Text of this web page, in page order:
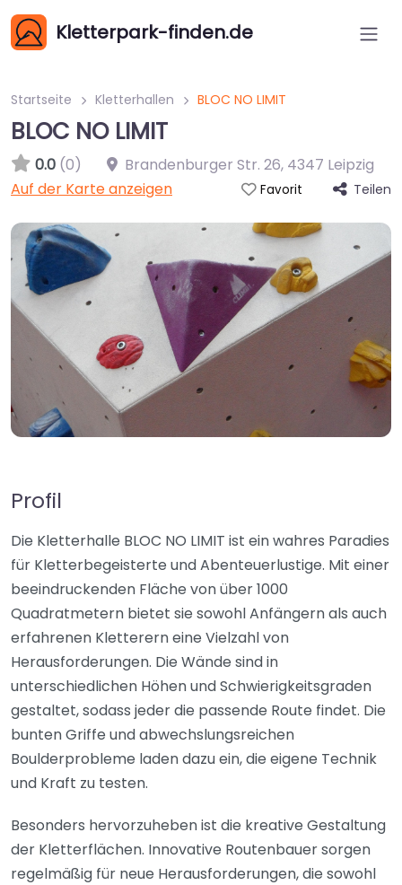
Kletterpark-finden.de
Startseite Kletterhallen BLOC NO LIMIT
BLOC NO LIMIT
0.0 (0) Brandenburger Str. 26, 4347 Leipzig
Auf der Karte anzeigen
Favorit Teilen
Profil
Die Kletterhalle BLOC NO LIMIT ist ein wahres Paradies
für Kletterbegeisterte und Abenteuerlustige. Mit einer
beeindruckenden Fläche von über 1000
Quadratmetern bietet sie sowohl Anfängern als auch
erfahrenen Kletterern eine Vielzahl von
Herausforderungen. Die Wände sind in
unterschiedlichen Höhen und Schwierigkeitsgraden
gestaltet, sodass jeder die passende Route findet. Die
bunten Griffe und abwechslungsreichen
Boulderprobleme laden dazu ein, die eigene Technik
und Kraft zu testen.
Besonders hervorzuheben ist die kreative Gestaltung
der Kletterflächen. Innovative Routenbauer sorgen
regelmäßig für neue Herausforderungen, die sowohl